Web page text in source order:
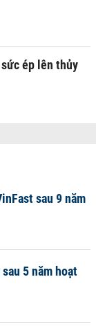
ép lên thủy
sau 9 năm
5 năm hoạt